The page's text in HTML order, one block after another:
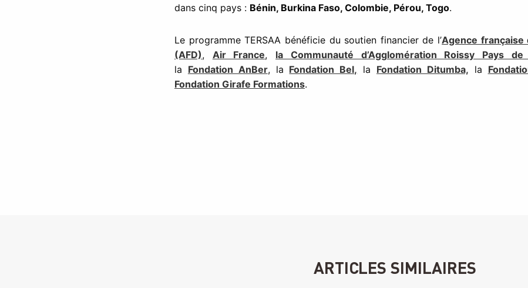
dans cinq pays : Bénin, Burkina Faso, Colombie, Pérou, Togo.
Le programme TERSAA bénéficie du soutien financier de l’Agence française
(AFD), Air France, la Communauté d’Agglomération Roissy Pays de
la Fondation AnBer, la Fondation Bel, la Fondation Ditumba, la
Fondation Girafe Formations.
ARTICLES SIMILAIRES